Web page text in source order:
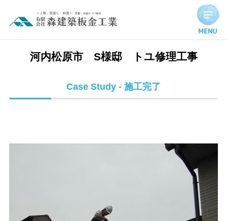
河内松原市 S様邸 トユ修理工事 | 施工完了実績
河内松原市 S様邸 トユ修理工事
Case Study - 施工完了